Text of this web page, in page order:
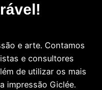
e arte. Contamos
e consultores
de utilizar os mais
impressão Giclée.